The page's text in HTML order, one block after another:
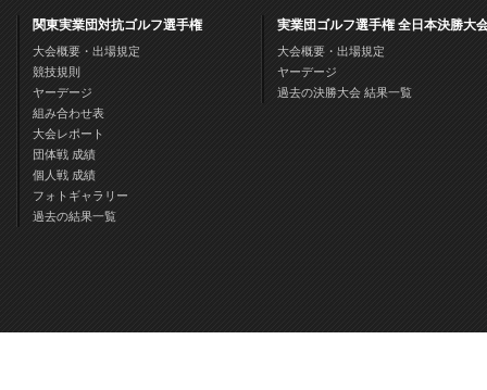
関東実業団対抗ゴルフ選手権
大会概要・出場規定
競技規則
ヤーデージ
組み合わせ表
大会レポート
団体戦 成績
個人戦 成績
フォトギャラリー
過去の結果一覧
実業団ゴルフ選手権 全日本決勝大
大会概要・出場規定
ヤーデージ
過去の決勝大会 結果一覧